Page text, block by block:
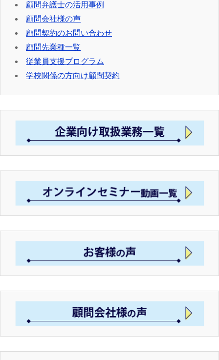
顧問弁護士の活用事例
顧問会社様の声
顧問契約のお問い合わせ
顧問先業種一覧
従業員支援プログラム
学校関係の方向け顧問契約